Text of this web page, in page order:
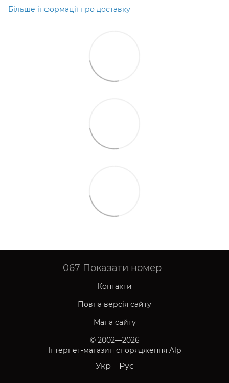
Більше інформації про доставку
067 Показати номер
Контакти
Повна версія сайту
Мапа сайту
© 2002—2026
Інтернет-магазин спорядження Alp
Укр Рус